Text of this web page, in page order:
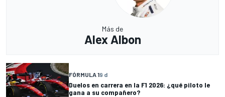
Más de
Alex Albon
FÓRMULA 19 d
Duelos en carrera en la F1 2026: ¿qué piloto le
gana a su compañero?